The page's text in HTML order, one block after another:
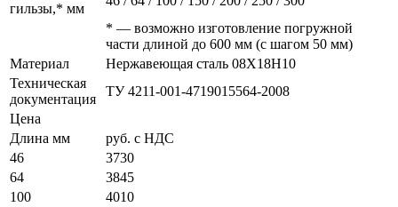
гильзы,* мм
* — возможно изготовление погружной
части длиной до 600 мм (с шагом 50 мм)
Материал
Нержавеющая сталь 08Х18Н10
Техническая
документация
ТУ 4211-001-4719015564-2008
Цена
Длина мм
руб. с НДС
46
3730
64
3845
100
4010